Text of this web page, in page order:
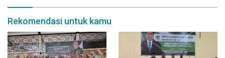
Rekomendasi untuk kamu